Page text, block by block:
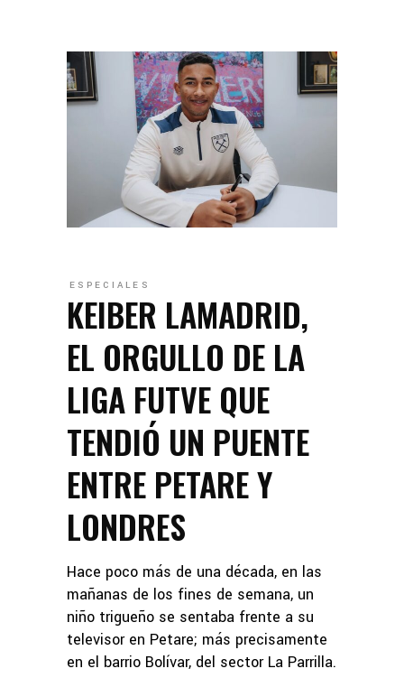
ESPECIALES
KEIBER LAMADRID,
EL ORGULLO DE LA
LIGA FUTVE QUE
TENDIÓ UN PUENTE
ENTRE PETARE Y
LONDRES
Hace poco más de una década, en las
mañanas de los fines de semana, un
niño trigueño se sentaba frente a su
televisor en Petare; más precisamente
en el barrio Bolívar, del sector La Parrilla.